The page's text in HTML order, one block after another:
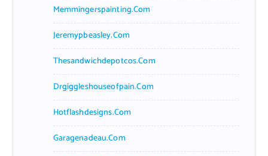
Memmingerspainting.com
Jeremypbeasley.com
Thesandwichdepotcos.com
Drgiggleshouseofpain.com
Hotflashdesigns.com
Garagenadeau.com